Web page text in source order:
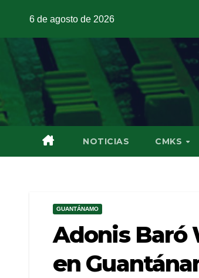
6 de agosto de 2026
NOTICIAS CMKS
GUANTÁNAMO
Adonis Baró
en